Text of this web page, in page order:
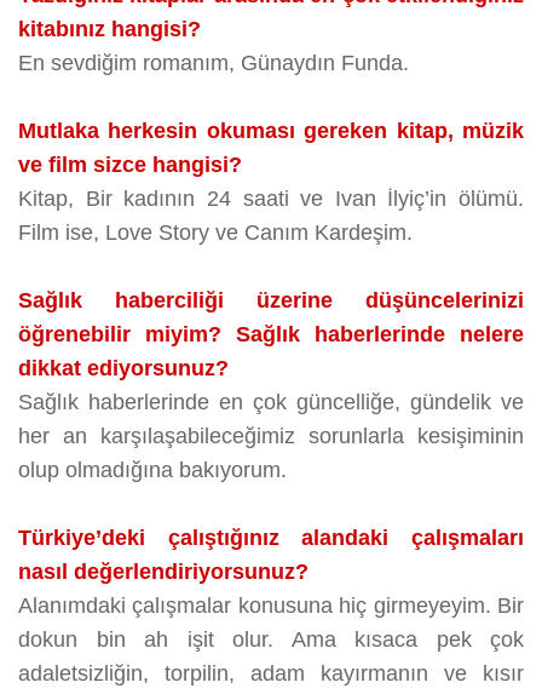
kitabınız hangisi?
En sevdiğim romanım, Günaydın Funda.
Mutlaka herkesin okuması gereken kitap, müzik
ve film sizce hangisi?
Kitap, Bir kadının 24 saati ve Ivan İlyiç’in ölümü.
Film ise, Love Story ve Canım Kardeşim.
Sağlık haberciliği üzerine düşüncelerinizi
öğrenebilir miyim? Sağlık haberlerinde nelere
dikkat ediyorsunuz?
Sağlık haberlerinde en çok güncelliğe, gündelik ve
her an karşılaşabileceğimiz sorunlarla kesişiminin
olup olmadığına bakıyorum.
Türkiye’deki çalıştığınız alandaki çalışmaları
nasıl değerlendiriyorsunuz?
Alanımdaki çalışmalar konusuna hiç girmeyeyim. Bir
dokun bin ah işit olur. Ama kısaca pek çok
adaletsizliğin, torpilin, adam kayırmanın ve kısır